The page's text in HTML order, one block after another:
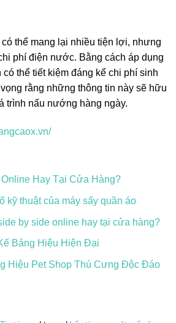
thể mang lại nhiều tiện lợi, nhưng
phí điện nước. Bằng cách áp dụng
thể tiết kiệm đáng kể chi phí sinh
rằng những thông tin này sẽ hữu
trình nấu nướng hàng ngày.
Hay Tại Cửa Hàng?
kỹ thuật của máy sấy quần áo
by side online hay tại cửa hàng?
Bảng Hiệu Hiện Đại
Hiệu Pet Shop Thú Cưng Độc Đáo